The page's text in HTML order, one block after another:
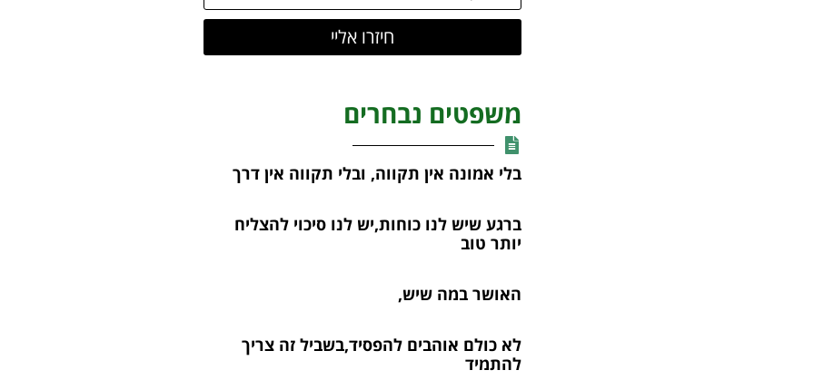
חיזרו אליי
משפטים נבחרים
בלי אמונה אין תקווה, ובלי תקווה אין דרך
ברגע שיש לנו כוחות,יש לנו סיכוי להצליח
יותר טוב
האושר במה שיש,
לא כולם אוהבים להפסיד,בשביל זה צריך
להתמיד